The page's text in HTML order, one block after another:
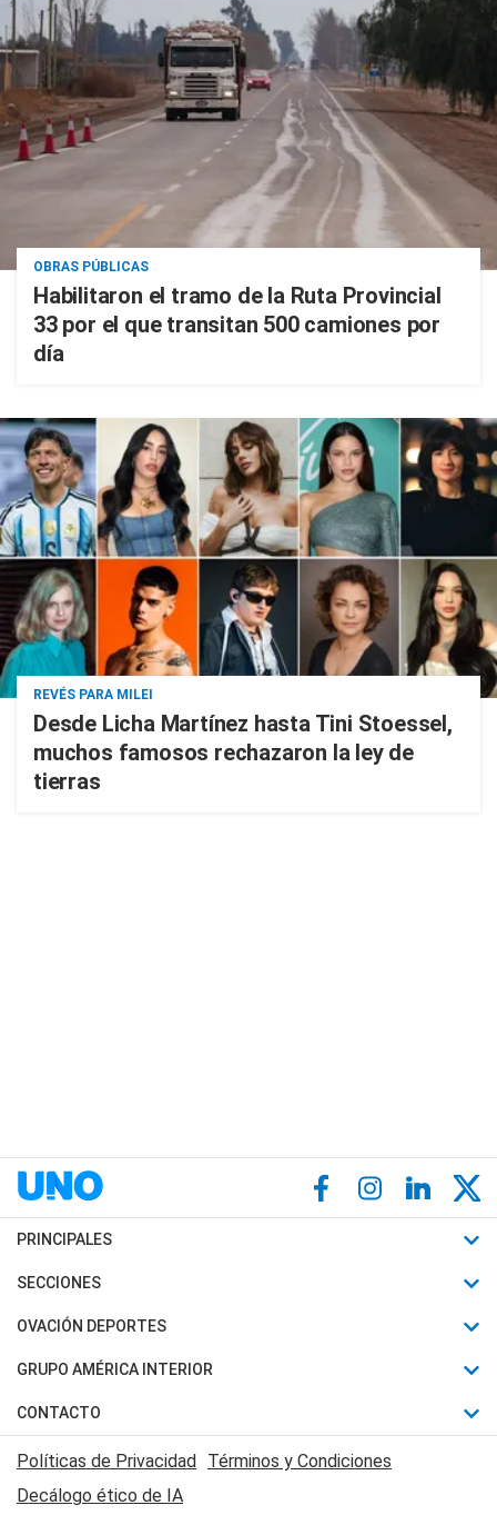
OBRAS PÚBLICAS
Habilitaron el tramo de la Ruta Provincial
33 por el que transitan 500 camiones por
día
REVÉS PARA MILEI
Desde Licha Martínez hasta Tini Stoessel,
muchos famosos rechazaron la ley de
tierras
PRINCIPALES
Últimas Noticias
Política
Judiciales
Economia
SECCIONES
Horóscopo
Motores
Trucos caseros
Series y Películas
Edictos y Solicitadas
OVACIÓN DEPORTES
Fútbol
Mundial
Automovilismo
Rugby
GRUPO AMÉRICA INTERIOR
Canal 7 en Vivo
CONTACTO
Acerca de Nosotros
Contactanos
Políticas de Privacidad Términos y Condiciones
Decálogo ético de IA